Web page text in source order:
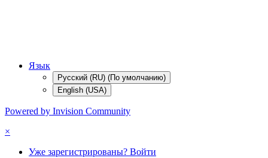
Язык
Русский (RU) (По умолчанию)
English (USA)
Powered by Invision Community
×
Уже зарегистрированы? Войти